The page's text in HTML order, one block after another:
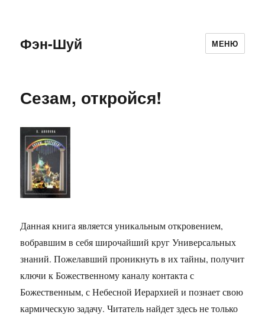
Фэн-Шуй МЕНЮ
Сезам, откройся!
Данная книга является уникальным откровением,
вобравшим в себя широчайший круг Универсальных
знаний. Пожелавший проникнуть в их тайны, получит
ключи к Божественному каналу контакта с
Божественным, с Небесной Иерархией и познает свою
кармическую задачу. Читатель найдет здесь не только